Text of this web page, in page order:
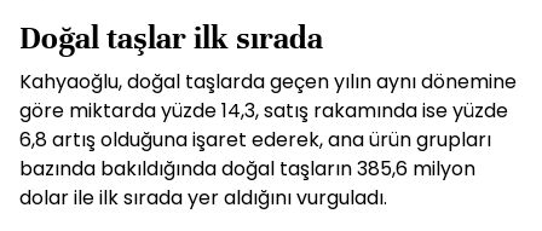
Doğal taşlar ilk sırada
Kahyaoğlu, doğal taşlarda geçen yılın aynı dönemine
göre miktarda yüzde 14,3, satış rakamında ise yüzde
6,8 artış olduğuna işaret ederek, ana ürün grupları
bazında bakıldığında doğal taşların 385,6 milyon
dolar ile ilk sırada yer aldığını vurguladı.